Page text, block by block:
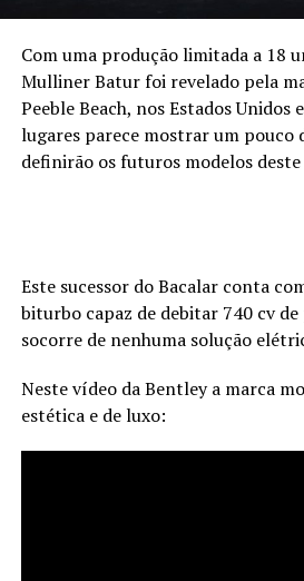
Com uma produção limitada a 18
Mulliner Batur foi revelado pela
Peeble Beach, nos Estados Unidos
lugares parece mostrar um pouco
definirão os futuros modelos
Este sucessor do Bacalar conta
biturbo capaz de debitar 740 cv de
socorre de nenhuma solução
Neste vídeo da Bentley a marca
estética e de luxo: